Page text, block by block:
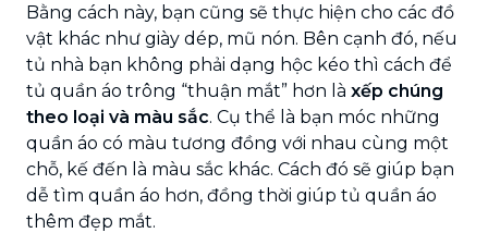
Bằng cách này, bạn cũng sẽ thực hiện cho các đồ
vật khác như giày dép, mũ nón. Bên cạnh đó, nếu
tủ nhà bạn không phải dạng hộc kéo thì cách để
tủ quần áo trông “thuận mắt” hơn là xếp chúng
theo loại và màu sắc. Cụ thể là bạn móc những
quần áo có màu tương đồng với nhau cùng một
chỗ, kế đến là màu sắc khác. Cách đó sẽ giúp bạn
dễ tìm quần áo hơn, đồng thời giúp tủ quần áo
thêm đẹp mắt.